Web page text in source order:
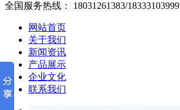
全国服务热线： 18031261383/18333103999
网站首页
关于我们
新闻资讯
产品展示
企业文化
联系我们